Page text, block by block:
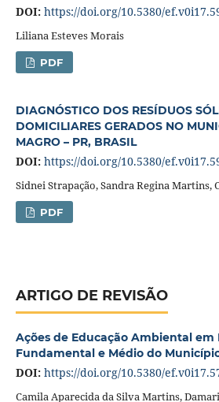
DOI: https://doi.org/10.5380/
Liliana Esteves Morais
PDF
DIAGNÓSTICO DOS RESÍDUOS
DOMICILIARES GERADOS NO
MAGRO – PR, BRASIL
DOI: https://doi.org/10.5380/
Sidnei Strapação, Sandra Regina Martins,
PDF
ARTIGO DE REVISÃO
Ações de Educação Ambiental em
Fundamental e Médio do
DOI: https://doi.org/10.5380/
Camila Aparecida da Silva Martins,